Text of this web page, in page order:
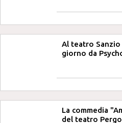
Al teatro Sanzio
giorno da
La commedia
del teatro